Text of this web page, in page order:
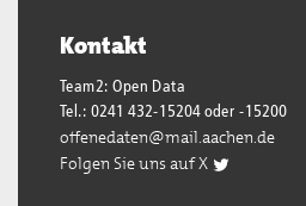
Kontakt
Team2: Open Data
Tel.: 0241 432-15204 oder -15200
offenedaten@mail.aachen.de
Folgen Sie uns auf X